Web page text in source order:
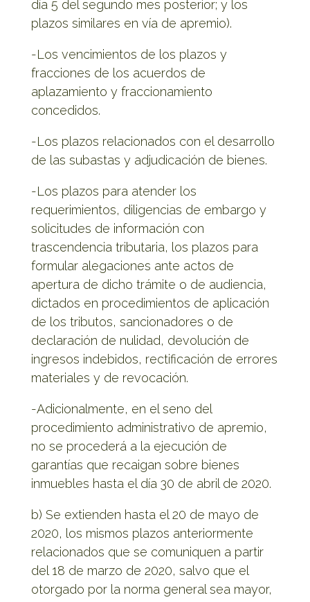
día 5 del segundo mes posterior; y los
plazos similares en vía de apremio).
-Los vencimientos de los plazos y
fracciones de los acuerdos de
aplazamiento y fraccionamiento
concedidos.
-Los plazos relacionados con el desarrollo
de las subastas y adjudicación de bienes.
-Los plazos para atender los
requerimientos, diligencias de embargo y
solicitudes de información con
trascendencia tributaria, los plazos para
formular alegaciones ante actos de
apertura de dicho trámite o de audiencia,
dictados en procedimientos de aplicación
de los tributos, sancionadores o de
declaración de nulidad, devolución de
ingresos indebidos, rectificación de errores
materiales y de revocación.
-Adicionalmente, en el seno del
procedimiento administrativo de apremio,
no se procederá a la ejecución de
garantías que recaigan sobre bienes
inmuebles hasta el día 30 de abril de 2020.
b) Se extienden hasta el 20 de mayo de
2020, los mismos plazos anteriormente
relacionados que se comuniquen a partir
del 18 de marzo de 2020, salvo que el
otorgado por la norma general sea mayor,